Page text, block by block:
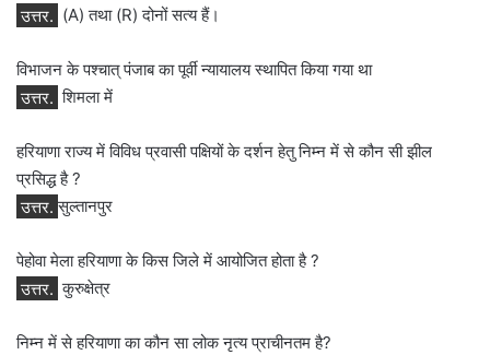
उत्तर. (A) तथा (R) दोनों सत्य हैं।
विभाजन के पश्चात् पंजाब का पूर्वी न्यायालय स्थापित किया गया था
उत्तर. शिमला में
हरियाणा राज्य में विविध प्रवासी पक्षियों के दर्शन हेतु निम्न में से कौन सी झील
प्रसिद्ध है ?
उत्तर. सुल्तानपुर
पेहोवा मेला हरियाणा के किस जिले में आयोजित होता है ?
उत्तर. कुरुक्षेत्र
निम्न में से हरियाणा का कौन सा लोक नृत्य प्राचीनतम है?